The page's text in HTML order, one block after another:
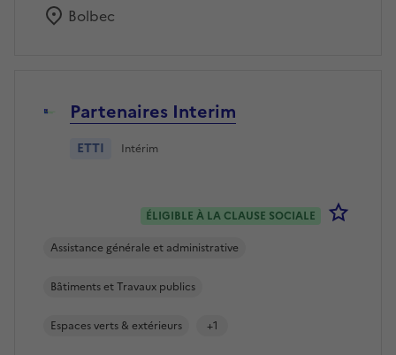
Bolbec
Partenaires Interim
ETTI Intérim
ÉLIGIBLE À LA CLAUSE SOCIALE
Assistance générale et administrative
Bâtiments et Travaux publics
Espaces verts & extérieurs +1